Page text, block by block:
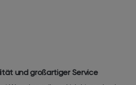
und großartiger Service